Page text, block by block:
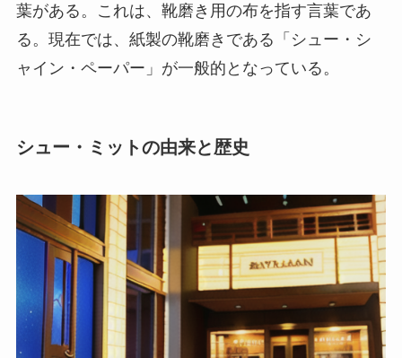
葉がある。これは、靴磨き用の布を指す言葉であ
る。現在では、紙製の靴磨きである「シュー・シ
ャイン・ペーパー」が一般的となっている。
シュー・ミットの由来と歴史